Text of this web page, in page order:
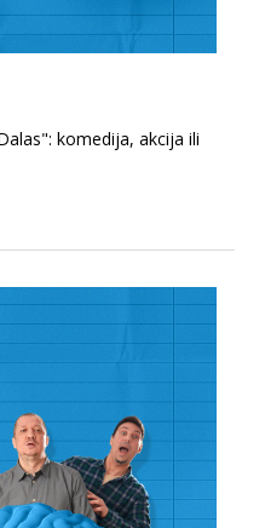
komedija, akcija ili